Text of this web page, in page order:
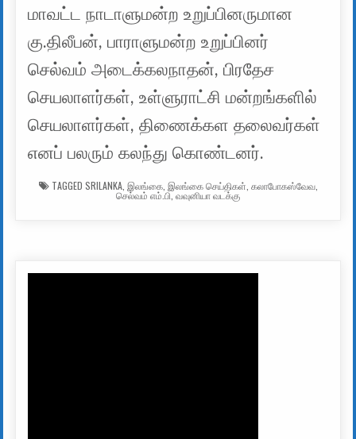
மாவட்ட நாடாளுமன்ற உறுப்பினருமான
கு.திலீபன், பாராளுமன்ற உறுப்பினர்
செல்வம் அடைக்கலநாதன், பிரதேச
செயலாளர்கள், உள்ளுராட்சி மன்றங்களில்
செயலாளர்கள், திணைக்கள தலைவர்கள்
எனப் பலரும் கலந்து கொண்டனர்.
TAGGED SRILANKA, இலங்கை, இலங்கை செய்திகள் கலாபோகஸ்வேவ,
செல்வம் எம்.பி,வவுனியா வடக்கு